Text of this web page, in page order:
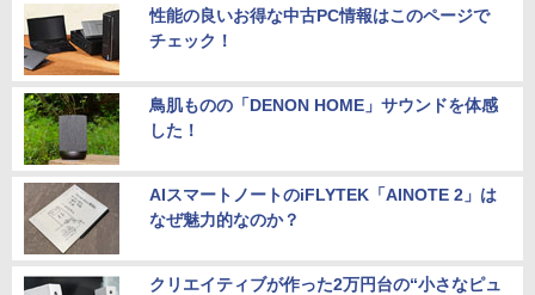
性能の良いお得な中古PC情報はこのページで
チェック！
鳥肌ものの「DENON HOME」サウンドを体感
した！
AIスマートノートのiFLYTEK「AINOTE 2」は
なぜ魅力的なのか？
クリエイティブが作った2万円台の“小さなピュ